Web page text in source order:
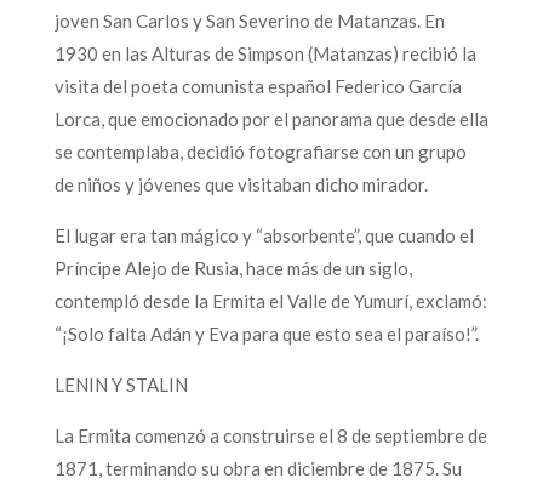
joven San Carlos y San Severino de Matanzas. En
1930 en las Alturas de Simpson (Matanzas) recibió la
visita del poeta comunista español Federico García
Lorca, que emocionado por el panorama que desde ella
se contemplaba, decidió fotografiarse con un grupo
de niños y jóvenes que visitaban dicho mirador.
El lugar era tan mágico y “absorbente”, que cuando el
Príncipe Alejo de Rusia, hace más de un siglo,
contempló desde la Ermita el Valle de Yumurí, exclamó:
“¡Solo falta Adán y Eva para que esto sea el paraíso!”.
LENIN Y STALIN
La Ermita comenzó a construirse el 8 de septiembre de
1871, terminando su obra en diciembre de 1875. Su